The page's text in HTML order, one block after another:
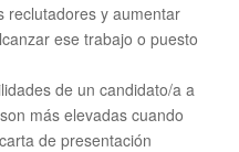
reclutadores y aumentar
ese trabajo o puesto
de un candidato/a a
más elevadas cuando
de presentación